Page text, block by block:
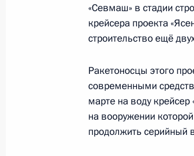
24 июля 2025 года, 12:35
Телефонный
Мирзиёевым
24 июля 2025 года, 11:35
«Севмаш» в стадии
крейсера проекта
строительство ещё
Ракетоносцы этого
современными
марте на воду
на вооружении
продолжить серийный